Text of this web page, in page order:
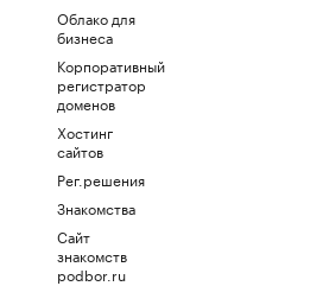
Облако для
бизнеса
Корпоративный
регистратор
доменов
Хостинг
сайтов
Рег.решения
Знакомства
Сайт
знакомств
podbor.ru